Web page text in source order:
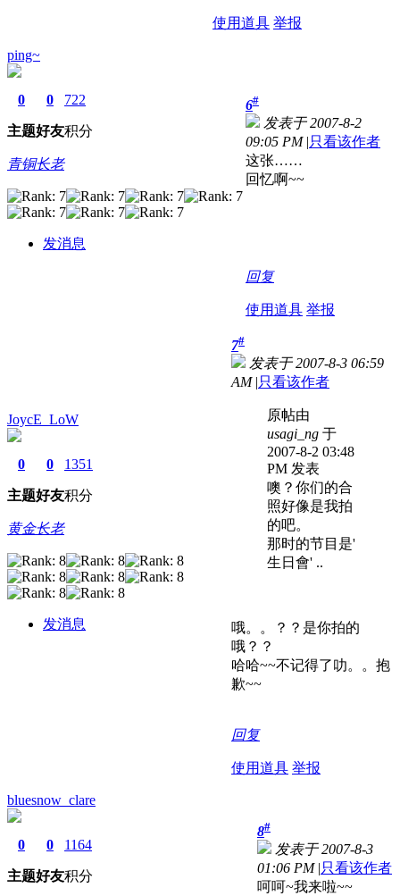
使用道具 举报
ping~
0
主题
0
好友
722
积分
青铜长老
发消息
6#
发表于 2007-8-2
09:05 PM |只看该作者
这张……
回忆啊~~
回复
使用道具 举报
JoycE_LoW
0
主题
0
好友
1351
积分
黄金长老
发消息
7#
发表于 2007-8-3 06:59
AM |只看该作者
原帖由
usagi_ng 于
2007-8-2 03:48
PM 发表
噢？你们的合
照好像是我拍
的吧。
那时的节目是'
生日會' ..
哦。。？？是你拍的
哦？？
哈哈~~不记得了叻。。抱
歉~~
回复
使用道具 举报
bluesnow_clare
0
主题
0
好友
1164
积分
8#
发表于 2007-8-3
01:06 PM |只看该作者
呵呵~我来啦~~